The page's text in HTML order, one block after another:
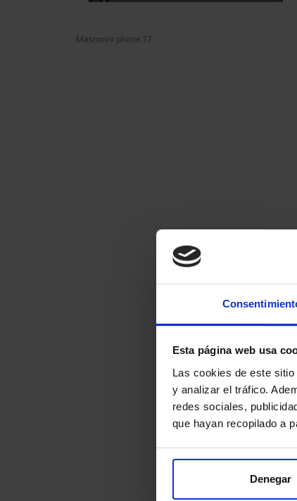
Esta página web usa
Las cookies de este
y analizar el tráfico.
redes sociales,
que hayan recopilado a
Denegar
Masmovil phone 17